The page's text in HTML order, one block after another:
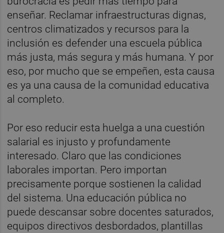
enseñar. Reclamar infraestructuras dignas,
centros climatizados y recursos para la
inclusión es defender una escuela pública
más justa, más segura y más humana. Y por
eso, por mucho que se empeñen, esta causa
es ya una causa de la comunidad educativa
al completo.
Por eso reducir esta huelga a una cuestión
salarial es injusto y profundamente
interesado. Claro que las condiciones
laborales importan. Pero importan
precisamente porque sostienen la calidad
del sistema. Una educación pública no
puede descansar sobre docentes saturados,
equipos directivos desbordados, plantillas